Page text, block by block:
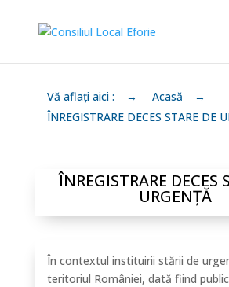
Vă aflați aici : → Acasă
→
ÎNREGISTRARE DECES STARE DE
ÎNREGISTRARE DECES
URGENȚĂ
În contextul instituirii stării de
teritoriul României, dată fiind